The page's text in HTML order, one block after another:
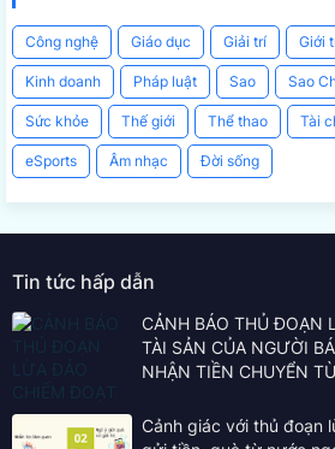
Công nghệ Giáo dục Giải trí Giới
Kinh doanh Pháp luật Sao Sao
Sức khỏe Thế giới Thể thao Tài
eSports Âm nhạc Đời sống
Tin tức hấp dẫn
CẢNH BÁO THỦ ĐOẠN
TÀI SẢN CỦA NGƯỜI
NHẬN TIỀN CHUYỂN
Cảnh giác với thủ đoạn